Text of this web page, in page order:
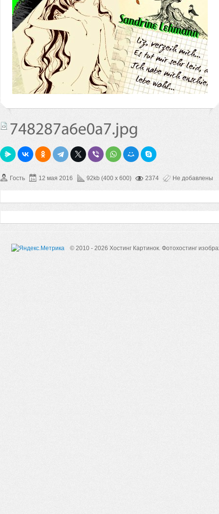
Гость 12 мая 2016 92kb (400 x 600) 2374 Не добавлены
© 2010 - 2026 Хостинг Картинок. Фотохостинг